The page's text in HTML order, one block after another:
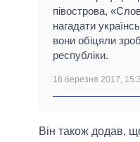
півострова,
нагадати
вони обіцяли
республіки.
16 березня 2017,
Він також додав,